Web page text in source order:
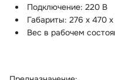
Подключение: 220 В
Габариты: 276 х 470
Вес в рабочем